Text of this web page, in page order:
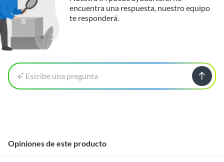
encuentra una respuesta, nuestro equipo
te responderá.
Escribe una pregunta
Opiniones de este producto